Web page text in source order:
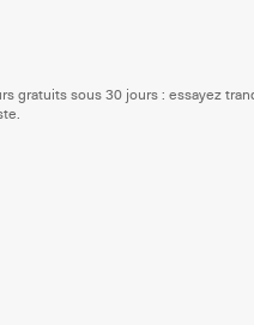
gratuits sous 30 jours : essayez